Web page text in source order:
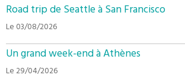
Road trip de Seattle à San Francisco
Le 03/08/2026
Un grand week-end à Athènes
Le 29/04/2026